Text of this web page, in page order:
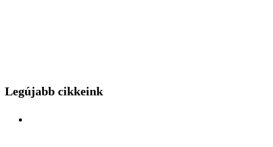
Legújabb cikkeink